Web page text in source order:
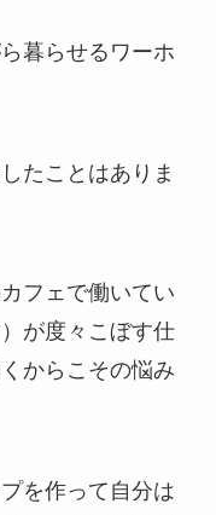
暮らせるワーホ
たことはありま
フェで働いてい
が度々こぼす仕
からこその悩み
を作って自分は